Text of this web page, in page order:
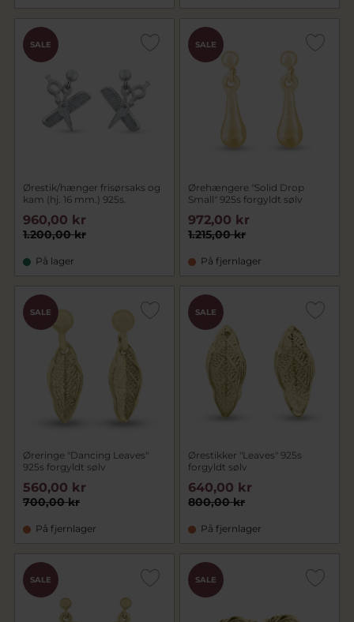
SALE
Ørestik/hænger frisørsaks og
kam (hj. 16 mm.) 925s.
1.200,00 kr
960,00 kr
På lager
SALE
Ørehængere "Solid Drop
Small" 925s forgyldt sølv
1.215,00 kr
972,00 kr
På fjernlager
SALE
Øreringe "Dancing Leaves"
925s forgyldt sølv
700,00 kr
560,00 kr
På fjernlager
SALE
Ørestikker "Leaves" 925s
forgyldt sølv
800,00 kr
640,00 kr
På fjernlager
SALE SALE